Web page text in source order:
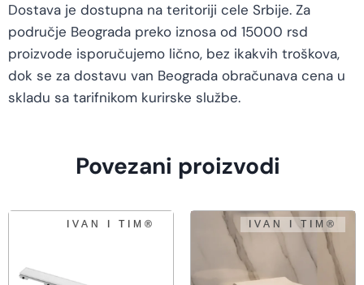
Dostava je dostupna na teritoriji cele Srbije. Za
područje Beograda preko iznosa od 15000 rsd
proizvode isporučujemo lično, bez ikakvih troškova,
dok se za dostavu van Beograda obračunava cena u
skladu sa tarifnikom kurirske službe.
Povezani proizvodi